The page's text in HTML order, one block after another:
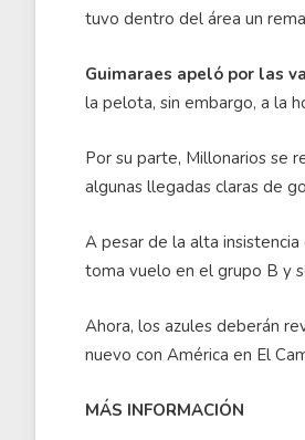
tuvo dentro del área un
Guimaraes apeló por las
la pelota, sin embargo, a la
Por su parte, Millonarios se
algunas llegadas claras de
A pesar de la alta
toma vuelo en el grupo B y
Ahora, los azules deberán
nuevo con América en El
MÁS INFORMACIÓN